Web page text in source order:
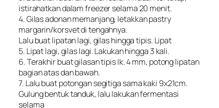
istirahatkan dalam freezer selama 20 menit.
4. Gilas adonan memanjang, letakkan pastry
margarin/korsvet di tengahnya.
Lalu buat lipatan lagi, gilas hingga tipis. Lipat
5. Lipat lagi, gilas lagi. Lakukan hingga 3 kali.
6. Terakhir buat gilasan tipis Ik. 4 mm, potong lipatan
bagian atas dan bawah.
7. Lalu buat potongan segitiga sama kaki 9x21cm.
Gulung bentuk tanduk, lalu lakukan fermentasi
selama